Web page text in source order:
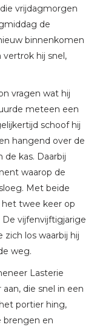
vrijdagmorgen
de
binnenkomen
hij snel,
vragen wat hij
meteen een
schoof hij
hangend over de
kas. Daarbij
waarop de
Met beide
twee keer op
vijfenvijftigjarige
los waarbij hij
weg.
Lasterie
die snel in een
portier hing,
brengen en